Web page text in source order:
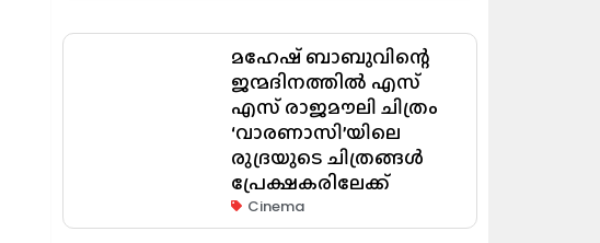
മഹേഷ് ബാബുവിന്റെ
ജന്മദിനത്തിൽ എസ്
എസ് രാജമൗലി ചിത്രം
‘വാരണാസി’യിലെ
രുദ്രയുടെ ചിത്രങ്ങൾ
പ്രേക്ഷകരിലേക്ക്
Cinema